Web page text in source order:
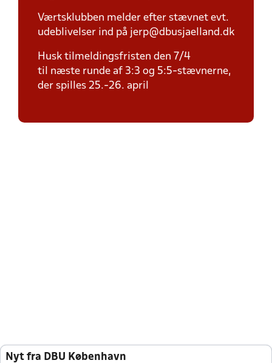
Værtsklubben melder efter stævnet evt.
udeblivelser ind på jerp@dbusjaelland.dk
Husk tilmeldingsfristen den 7/4
til næste runde af 3:3 og 5:5-stævnerne,
der spilles 25.-26. april
Nyt fra DBU København